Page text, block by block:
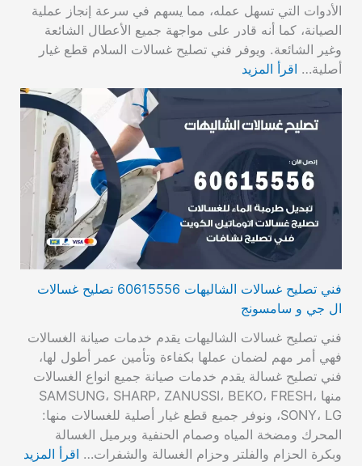
الأدوات التي تسهل عمله، مما يسهم في سرعة إنجاز عملية
الصيانة، كما أنه قادر على مواجهة جميع الأعطال الشائعة
وغير الشائعة. ويوفر فني تصليح غسالات السلام قطع غيار
أصلية… اقرأ المزيد
فني تصليح غسالات الشاليهات 60615556 تصليح غسالات
ال جي و سامسونج
فني تصليح غسالات الشاليهات يقدم خدمات صيانة الغسالات
فهي أمر مهم لضمان عملها بكفاءة وتأمين عمر أطول لها،
فني تصليح غسالة يقدم خدمات صيانة جميع انواع الغسالات
منها SAMSUNG، SHARP، ZANUSSI، BEKO، FRESH،
SONY، LG، ونوفر جميع قطع غيار أصلية للغسالات منها:
المحرك ومضخة المياه وصمام الحنفية وبرميل الغسالة
وبكرة الحزام والفلتر وحزام الغسالة والشفرات… اقرأ المزيد